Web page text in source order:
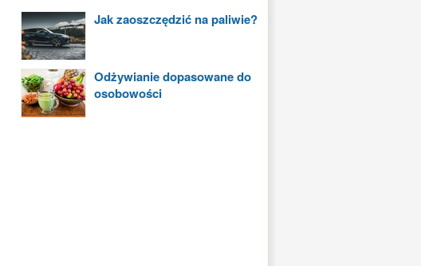
Jak zaoszczędzić na paliwie?
Odżywianie dopasowane do
osobowości